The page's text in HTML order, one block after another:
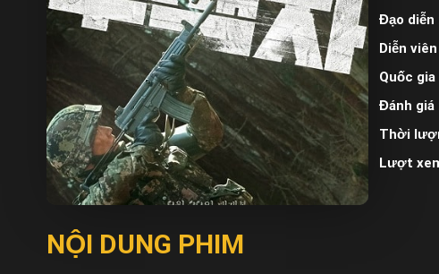
Đạo diễn
Diễn viên
Quốc gia
Đánh giá
Thời
Lượt
NỘI DUNG PHIM